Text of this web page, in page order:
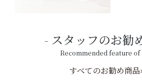
スタッフのお勧
Recommended feature of
すべてのお勧め商品